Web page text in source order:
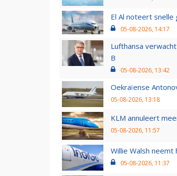
El Al noteert
05-08-2026, 14:17
Lufthansa
B
05-08-2026, 13:42
Oekraïense
05-08-2026, 13:18
KLM annuleert
05-08-2026, 11:57
Willie Walsh
05-08-2026, 11:37